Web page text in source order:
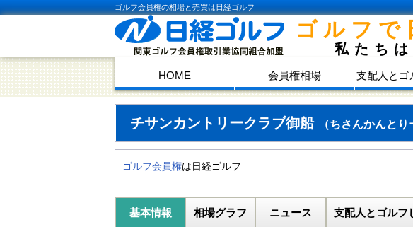
ゴルフ会員権の相場と売買は日経ゴルフ
ゴルフで
私たち
HOME 会員権相場 支配人とゴ
チサンカントリークラブ御船 （ちさんかんとり
ゴルフ会員権は日経ゴルフ
基本情報 相場グラフ ニュース 支配人とゴルフ